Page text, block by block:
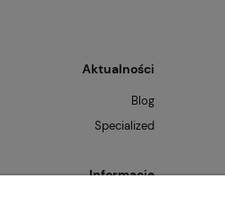
Aktualności
Blog
Specialized
Informacje